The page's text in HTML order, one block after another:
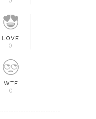
LOVE
0
WTF
0